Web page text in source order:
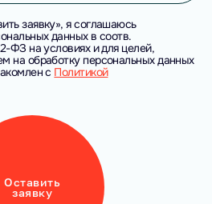
заявку», я соглашаюсь
данных в соотв.
ФЗ на условиях и для целей,
на обработку персональных данных
с Политикой
Оставить
заявку